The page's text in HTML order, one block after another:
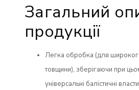
Загальний
продукції
Легка обробка (для
товщини), зберігаючи при
універсальні балістичні